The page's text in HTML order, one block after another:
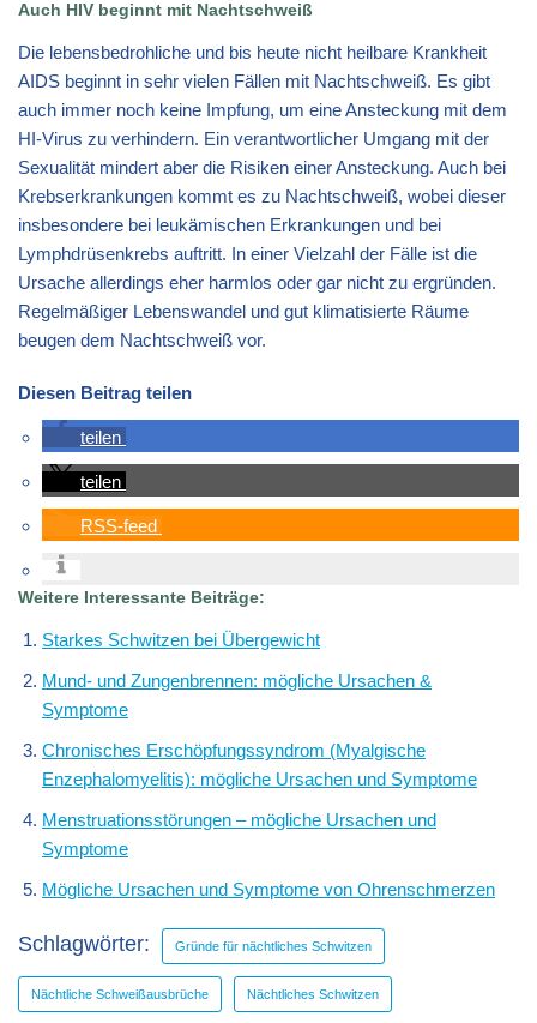
Auch HIV beginnt mit Nachtschweiß
Die lebensbedrohliche und bis heute nicht heilbare Krankheit
AIDS beginnt in sehr vielen Fällen mit Nachtschweiß. Es gibt
auch immer noch keine Impfung, um eine Ansteckung mit dem
HI-Virus zu verhindern. Ein verantwortlicher Umgang mit der
Sexualität mindert aber die Risiken einer Ansteckung. Auch bei
Krebserkrankungen kommt es zu Nachtschweiß, wobei dieser
insbesondere bei leukämischen Erkrankungen und bei
Lymphdrüsenkrebs auftritt. In einer Vielzahl der Fälle ist die
Ursache allerdings eher harmlos oder gar nicht zu ergründen.
Regelmäßiger Lebenswandel und gut klimatisierte Räume
beugen dem Nachtschweiß vor.
Diesen Beitrag teilen
teilen
teilen
RSS-feed
Weitere Interessante Beiträge:
Starkes Schwitzen bei Übergewicht
Mund- und Zungenbrennen: mögliche Ursachen &
Symptome
Chronisches Erschöpfungssyndrom (Myalgische
Enzephalomyelitis): mögliche Ursachen und Symptome
Menstruationsstörungen – mögliche Ursachen und
Symptome
Mögliche Ursachen und Symptome von Ohrenschmerzen
Schlagwörter: Gründe für nächtliches Schwitzen
Nächtliche Schweißausbrüche Nächtliches Schwitzen